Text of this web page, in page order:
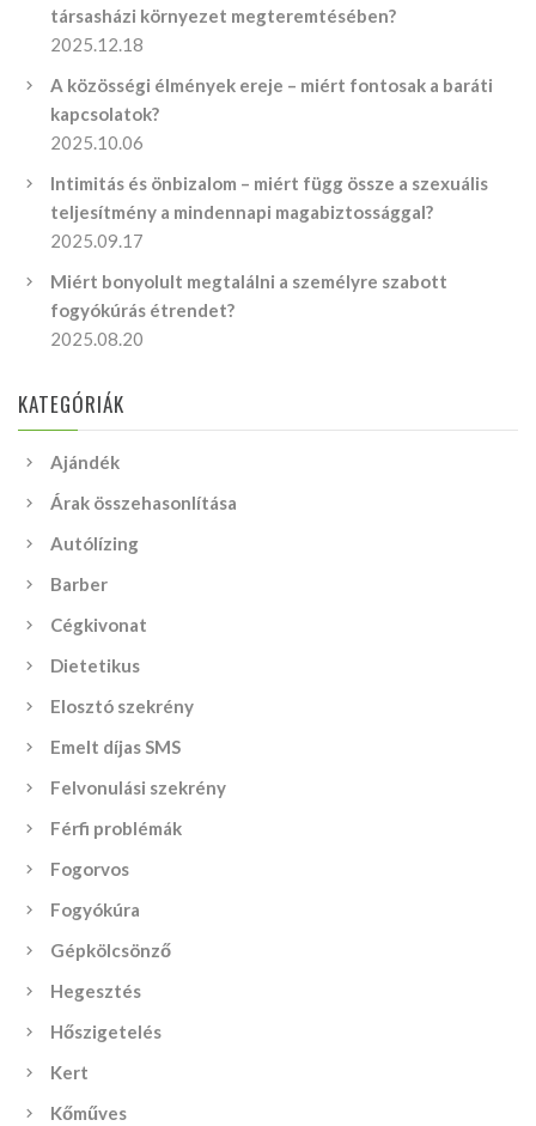
társasházi környezet megteremtésében?
2025.12.18
A közösségi élmények ereje – miért fontosak a baráti
kapcsolatok?
2025.10.06
Intimitás és önbizalom – miért függ össze a szexuális
teljesítmény a mindennapi magabiztossággal?
2025.09.17
Miért bonyolult megtalálni a személyre szabott
fogyókúrás étrendet?
2025.08.20
KATEGÓRIÁK
Ajándék
Árak összehasonlítása
Autólízing
Barber
Cégkivonat
Dietetikus
Elosztó szekrény
Emelt díjas SMS
Felvonulási szekrény
Férfi problémák
Fogorvos
Fogyókúra
Gépkölcsönző
Hegesztés
Hőszigetelés
Kert
Kőműves